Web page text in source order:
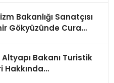
Bakanlığı Sanatçısı
Gökyüzünde Cura
Bakanı Turistik
Hakkında